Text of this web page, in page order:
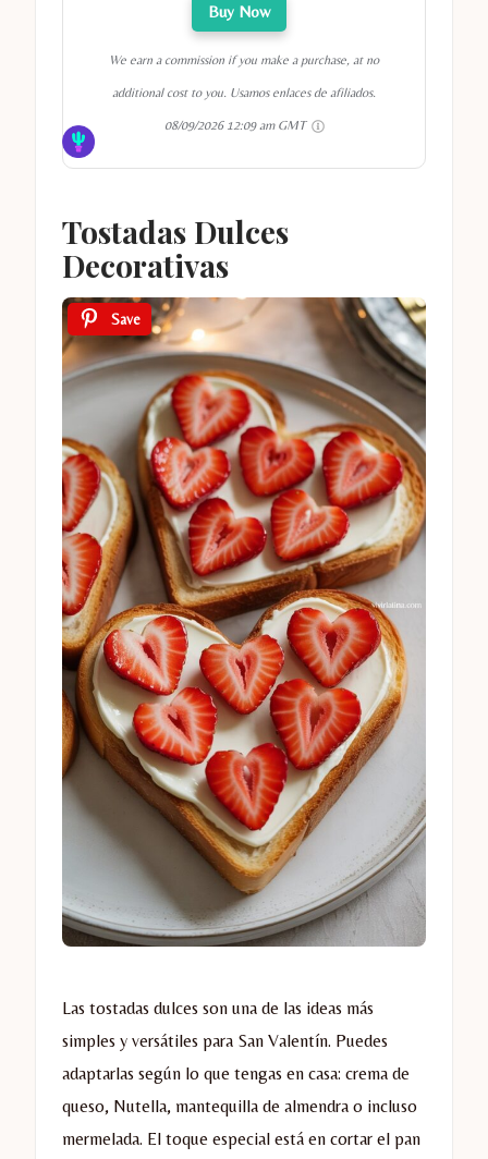
Buy Now
We earn a commission if you make a purchase, at no
additional cost to you. Usamos enlaces de afiliados.
08/09/2026 12:09 am GMT
Tostadas Dulces
Decorativas
Save
Las tostadas dulces son una de las ideas más
simples y versátiles para San Valentín. Puedes
adaptarlas según lo que tengas en casa: crema de
queso, Nutella, mantequilla de almendra o incluso
mermelada. El toque especial está en cortar el pan